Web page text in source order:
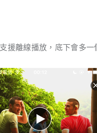
援離線播放，底下會多一